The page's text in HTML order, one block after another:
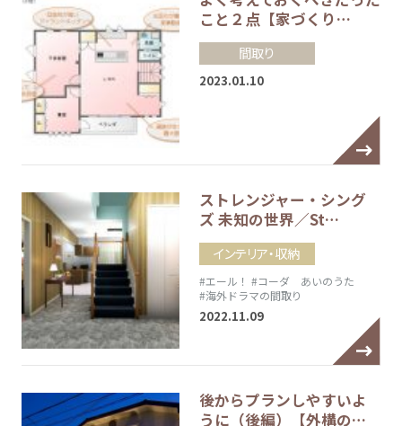
こと２点【家づくり…
間取り
2023.01.10
ストレンジャー・シング
ズ 未知の世界／St…
インテリア・収納
#エール！ #コーダ あいのうた
#海外ドラマの間取り
2022.11.09
後からプランしやすいよ
うに（後編）【外構の…